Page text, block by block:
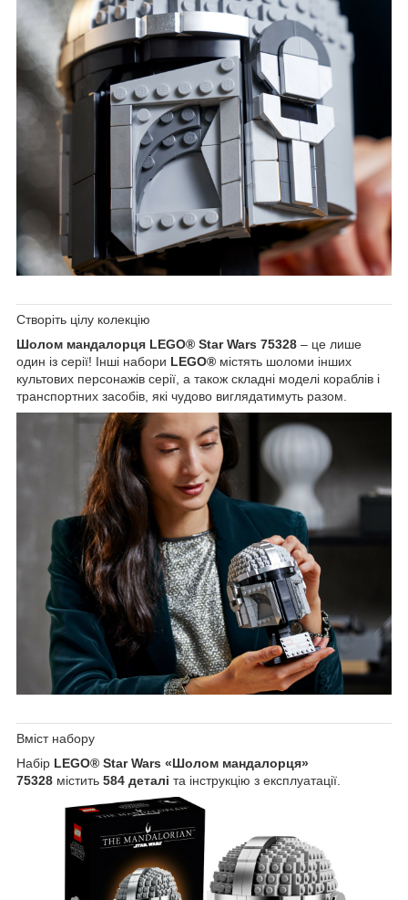
Створіть цілу колекцію
Шолом мандалорця LEGO® Star Wars 75328 – це лише
один із серії! Інші набори LEGO® містять шоломи інших
культових персонажів серії, а також складні моделі кораблів і
транспортних засобів, які чудово виглядатимуть разом.
Вміст набору
Набір LEGO® Star Wars «Шолом мандалорця»
75328 містить 584 деталі та інструкцію з експлуатації.